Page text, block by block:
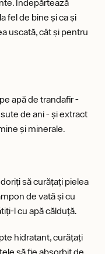
Îndepărtează
fel de bine și ca și
uscată, cât și pentru
apă de trandafir -
de ani - și extract
și minerale.
să curățați pielea
de vată și cu
l cu apă călduță.
hidratant, curățați
să fie absorbit de